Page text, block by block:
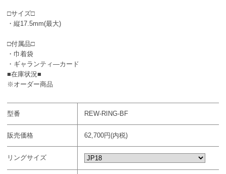
□サイズ□
・縦17.5mm(最大)
□付属品□
・巾着袋
・ギャランティ―カード
■在庫状況■
※オーダー商品
型番 REW-RING-BF
販売価格 62,700円(内税)
リングサイズ